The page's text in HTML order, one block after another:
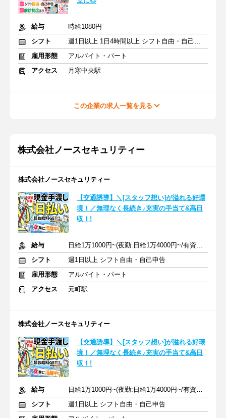
給与
時給1080円
シフト
週1日以上 1日4時間以上 シフト自由・自己申告
雇用形態
アルバイト・パート
アクセス
月寒中央駅
この企業の求人一覧を見る
株式会社ノースセキュリティー
株式会社ノースセキュリティー
【交通誘導】＼[スタッフ想い]が溢れる好環
境！／無理なく長続き♪充実の手当て&高日
収！!
給与
日給1万1000円~(夜勤:日給1万4000円~/有資格+400円 以上)+各手当
シフト
週1日以上 シフト自由・自己申告
雇用形態
アルバイト・パート
アクセス
元町駅
株式会社ノースセキュリティー
【交通誘導】＼[スタッフ想い]が溢れる好環
境！／無理なく長続き♪充実の手当て&高日
収！!
給与
日給1万1000円~(夜勤:日給1万4000円~/有資格+400円 以上)+各手当
シフト
週1日以上 シフト自由・自己申告